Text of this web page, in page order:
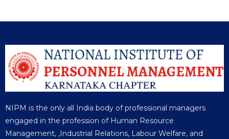
NIPM is the only all India body of professional managers
engaged in the profession of Human Resource
Management, ,Industrial Relations, Labour Welfare, and